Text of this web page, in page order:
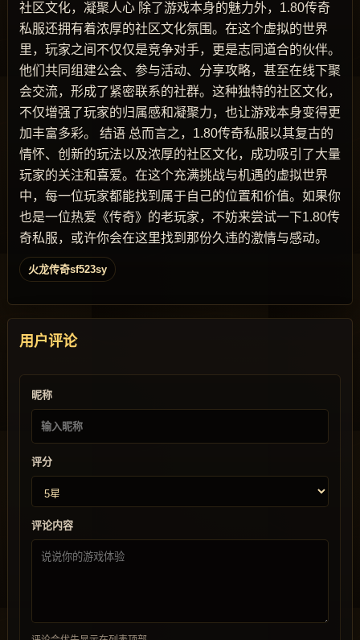
社区文化，凝聚人心 除了游戏本身的魅力外，1.80传奇
私服还拥有着浓厚的社区文化氛围。在这个虚拟的世界
里，玩家之间不仅仅是竞争对手，更是志同道合的伙伴。
他们共同组建公会、参与活动、分享攻略，甚至在线下聚
会交流，形成了紧密联系的社群。这种独特的社区文化，
不仅增强了玩家的归属感和凝聚力，也让游戏本身变得更
加丰富多彩。 结语 总而言之，1.80传奇私服以其复古的
情怀、创新的玩法以及浓厚的社区文化，成功吸引了大量
玩家的关注和喜爱。在这个充满挑战与机遇的虚拟世界
中，每一位玩家都能找到属于自己的位置和价值。如果你
也是一位热爱《传奇》的老玩家，不妨来尝试一下1.80传
奇私服，或许你会在这里找到那份久违的激情与感动。
火龙传奇sf523sy
用户评论
昵称
评分
评论内容